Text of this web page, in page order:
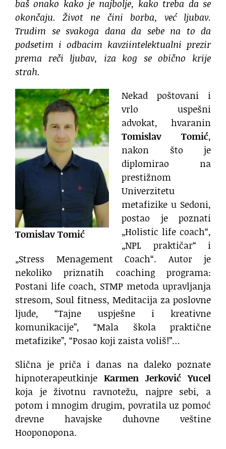
baš onako kako je najbolje, kako treba da se
okončaju. Život ne čini borba, već ljubav.
Trudim se svakoga dana da sebe na to da
podsetim i odbacim kavziintelektualni prezir
prema reči ljubav, iza kog se obično krije
strah.
Tomislav Tomić
Nekad poštovani i
vrlo uspešni
advokat, hvaranin
Tomislav Tomić,
nakon što je
diplomirao na
prestižnom
Univerzitetu
metafizike u Sedoni,
postao je poznati
„Holistic life coach“,
„NPL praktičar“ i
„Stress Menagement Coach“. Autor je
nekoliko priznatih coaching programa:
Postani life coach, STMP metoda upravljanja
stresom, Soul fitness, Meditacija za poslovne
ljude, “Tajne uspješne i kreativne
komunikacije”, “Mala škola praktične
metafizike”, “Posao koji zaista voliš!”…
Slična je priča i danas na daleko poznate
hipnoterapeutkinje Karmen Jerković Yucel
koja je životnu ravnotežu, najpre sebi, a
potom i mnogim drugim, povratila uz pomoć
drevne havajske duhovne veštine
Hooponopona.